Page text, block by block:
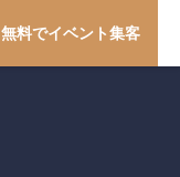
無料でイベント集客